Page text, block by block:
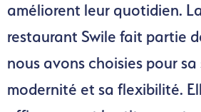
améliorent leur quotidien.
restaurant Swile fait partie
nous avons choisies pour
modernité et sa flexibilité.